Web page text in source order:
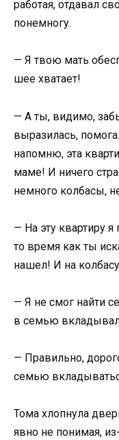
работая, отдавал
понемногу.
— Я твою мать
шее хватает!
— А ты, видимо,
выразилась,
напомню, эта
маме! И ничего
немного колбасы,
— На эту квартиру я
то время как ты
нашел! И на
— Я не смог найти
в семью
— Правильно,
семью
Тома хлопнула
явно не понимая,